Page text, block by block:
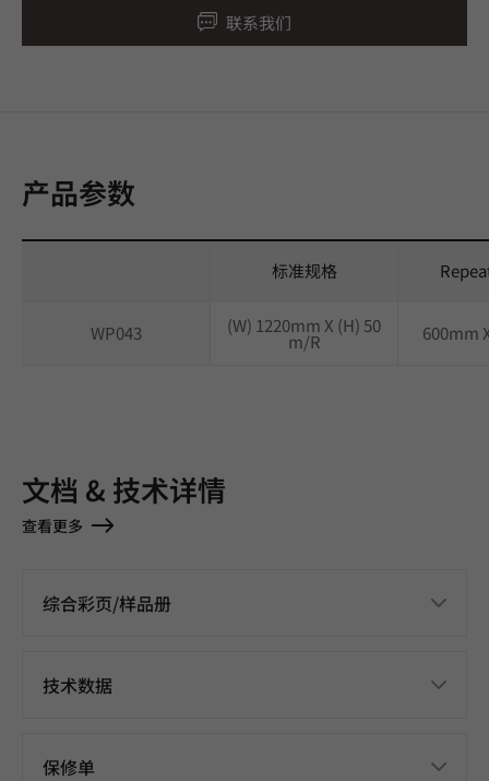
联系我们
产品参数
标准规格
WP043 (W) 1220mm X (H) 50
m/R 600mm
文档 & 技术详情
查看更多
综合彩页/样品册
技术数据
保修单